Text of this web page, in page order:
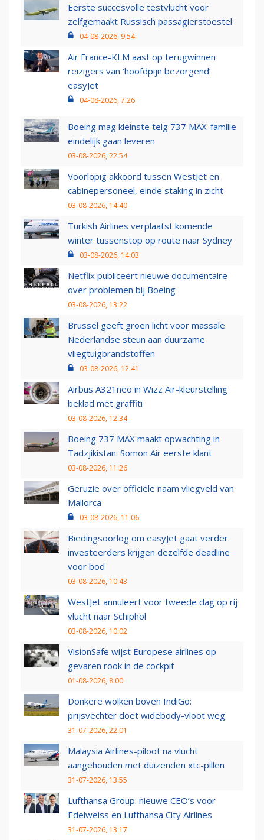
Eerste succesvolle testvlucht voor
zelfgemaakt Russisch passagierstoestel
04-08-2026, 9:54
Air France-KLM aast op terugwinnen
reizigers van ‘hoofdpijn bezorgend’
easyJet
04-08-2026, 7:26
Boeing mag kleinste telg 737 MAX-familie
eindelijk gaan leveren
03-08-2026, 22:54
Voorlopig akkoord tussen WestJet en
cabinepersoneel, einde staking in zicht
03-08-2026, 14:40
Turkish Airlines verplaatst komende
winter tussenstop op route naar Sydney
03-08-2026, 14:03
Netflix publiceert nieuwe documentaire
over problemen bij Boeing
03-08-2026, 13:22
Brussel geeft groen licht voor massale
Nederlandse steun aan duurzame
vliegtuigbrandstoffen
03-08-2026, 12:41
Airbus A321neo in Wizz Air-kleurstelling
beklad met graffiti
03-08-2026, 12:34
Boeing 737 MAX maakt opwachting in
Tadzjikistan: Somon Air eerste klant
03-08-2026, 11:26
Geruzie over officiële naam vliegveld van
Mallorca
03-08-2026, 11:06
Biedingsoorlog om easyJet gaat verder:
investeerders krijgen dezelfde deadline
voor bod
03-08-2026, 10:43
WestJet annuleert voor tweede dag op rij
vlucht naar Schiphol
03-08-2026, 10:02
VisionSafe wijst Europese airlines op
gevaren rook in de cockpit
01-08-2026, 8:00
Donkere wolken boven IndiGo:
prijsvechter doet widebody-vloot weg
31-07-2026, 22:01
Malaysia Airlines-piloot na vlucht
aangehouden met duizenden xtc-pillen
31-07-2026, 13:55
Lufthansa Group: nieuwe CEO’s voor
Edelweiss en Lufthansa City Airlines
31-07-2026, 13:17